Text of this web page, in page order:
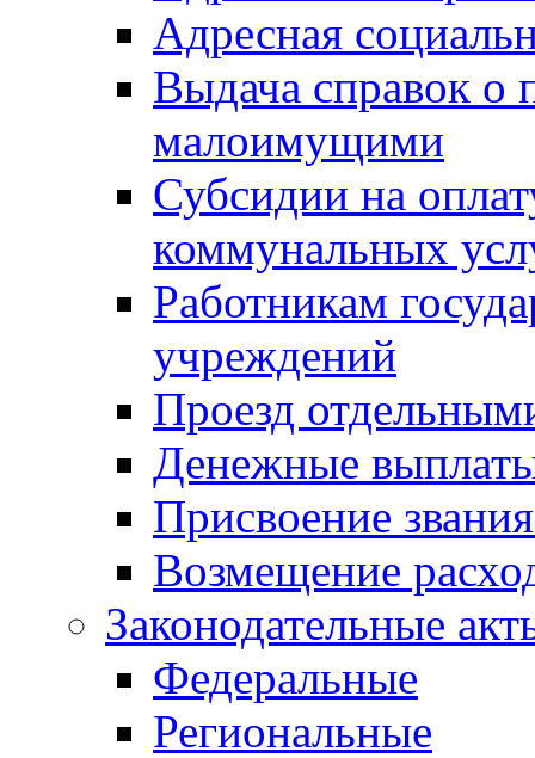
Адресная
Выдача справок о
малоимущими
Субсидии на
коммунальных
Работникам
учреждений
Проезд
Денежные
Присвоение
Возмещение
Законодательные
Федеральные
Региональные